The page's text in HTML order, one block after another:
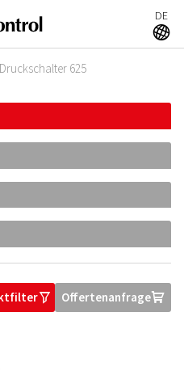
DE
A
625
O OffertenanfrageU